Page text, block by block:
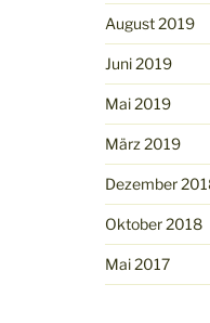
August 2019
Juni 2019
Mai 2019
März 2019
Dezember
Oktober 2018
Mai 2017